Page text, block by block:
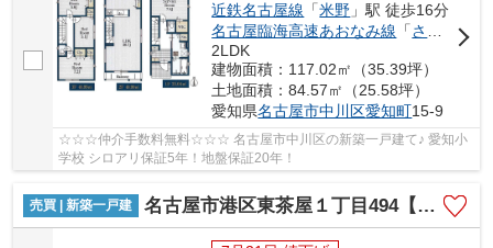
近鉄名古屋線 「米野 」駅 徒歩16分
名古屋臨海高速あおなみ線 「ささしまライブ
2LDK
建物面積：117.02㎡（35.39坪）
土地面積：84.57㎡（25.58坪）
愛知県名古屋市中川区愛知町15-9
☆☆☆仲介手数料無料☆☆☆ 名古屋市中川区の新築一戸建て♪ 愛知小
学校 シロアリ保証5年！地盤保証20年！
売買 | 新築一戸建 名古屋市港区東茶屋１丁目494【仲介手数料無料】新築一戸建て 1号棟